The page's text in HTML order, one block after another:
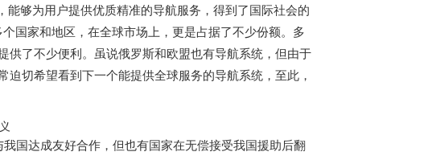
够为用户提供优质精准的导航服务，得到了国际社会的
国家和地区，在全球市场上，更是占据了不少份额。多
了不少便利。虽说俄罗斯和欧盟也有导航系统，但由于
切希望看到下一个能提供全球服务的导航系统，至此，
国达成友好合作，但也有国家在无偿接受我国援助后翻